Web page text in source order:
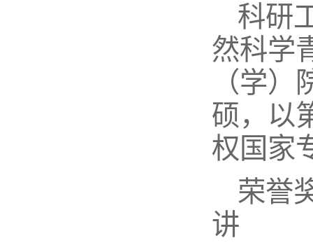
科研
然科学
（学
硕，以
权国家
荣誉
讲